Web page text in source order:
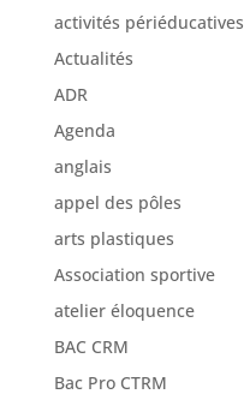
activités périéducatives
Actualités
ADR
Agenda
anglais
appel des pôles
arts plastiques
Association sportive
atelier éloquence
BAC CRM
Bac Pro CTRM